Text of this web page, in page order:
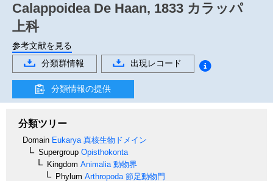
CalappoideaDe Haan, 1833 カラッパ
上科
参考文献を見る
分類群情報
出現レコード
分類情報の提供
分類ツリー
Domain Eukarya 真核生物ドメイン
Supergroup Opisthokonta
Kingdom Animalia 動物界
Phylum Arthropoda 節足動物門